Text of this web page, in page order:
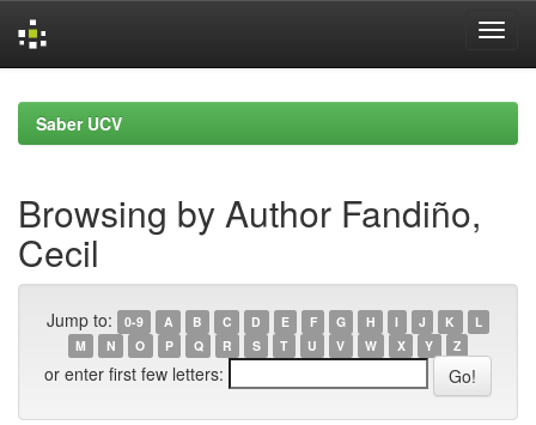
navigationSaber UCV
Browsing by Author Fandiño,
Cecil
Jump to: 0-9 A B C D E F G H I J K
L
M
N O P Q R S T U V W X Y Z
or enter first few letters: